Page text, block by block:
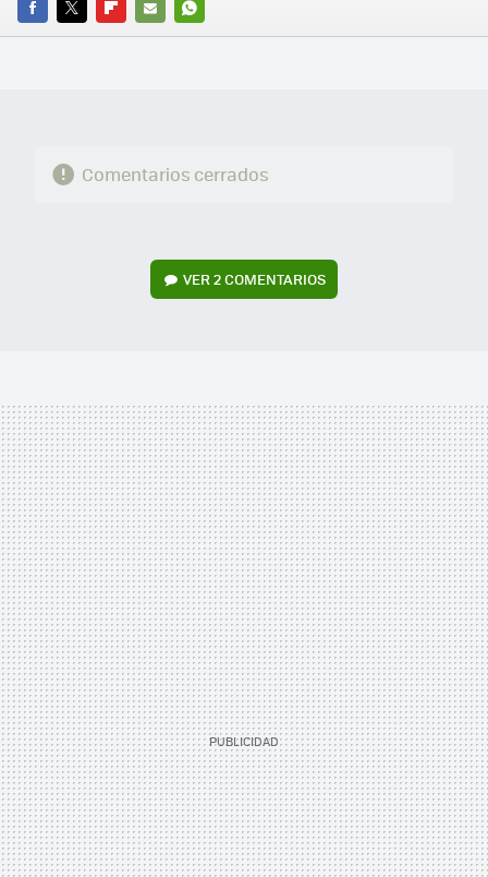
FACEBOOK
TWITTERFLIPBOARD
E-
WHATSAPP
Comentarios cerrados
VER2 COMENTARIOS